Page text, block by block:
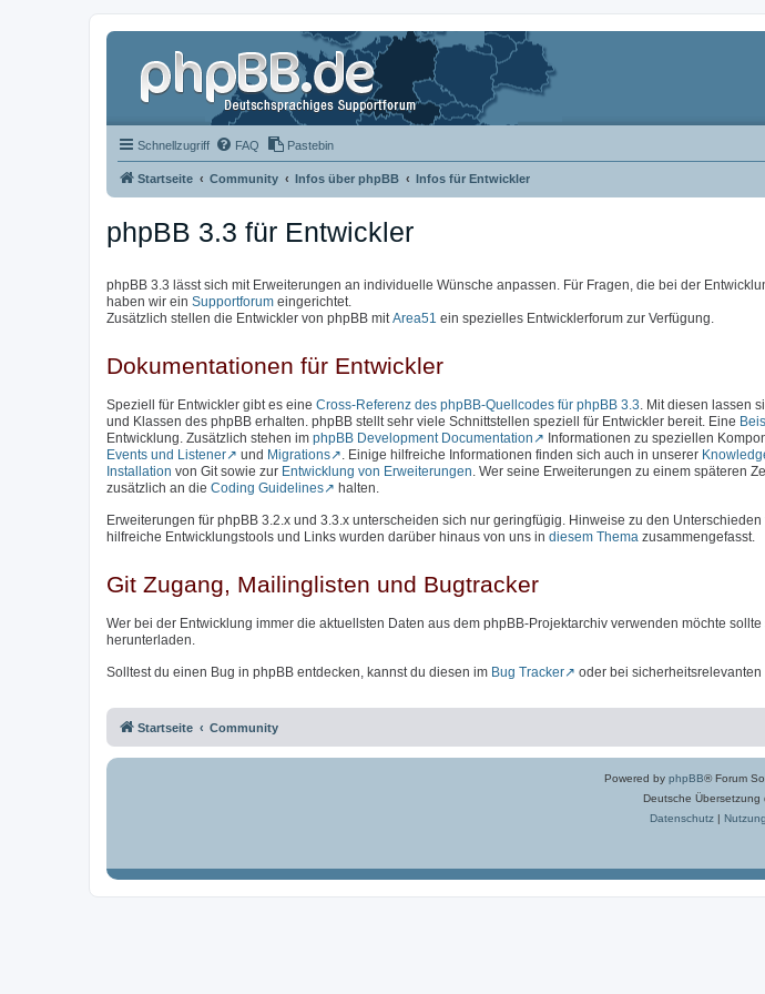
Schnellzugriff FAQ Pastebin
Startseite Community Infos über phpBB Infos für Entwickler
phpBB 3.3 für Entwickler
phpBB 3.3 lässt sich mit Erweiterungen an individuelle Wünsche anpassen. Für Fragen, die bei der
haben wir ein Supportforum eingerichtet.
Zusätzlich stellen die Entwickler von phpBB mitArea51 ein spezielles Entwicklerforum zur Verfügung.
Dokumentationen für Entwickler
Speziell für Entwickler gibt es eine Cross-Referenz des phpBB-Quellcodes für phpBB 3.3 . Mit diesen lassen
und Klassen des phpBB erhalten. phpBB stellt sehr viele Schnittstellen speziell für Entwickler bereit. Eine
Entwicklung. Zusätzlich stehen im phpBB Development Documentation
Informationen zu speziellen
Events und Listener
und Migrations . Einige hilfreiche Informationen finden sich auch in unserer
Installation von Git sowie zur Entwicklung von Erweiterungen . Wer seine Erweiterungen zu einem späteren
zusätzlich an die Coding Guidelines halten.
Erweiterungen für phpBB 3.2.x und 3.3.x unterscheiden sich nur geringfügig. Hinweise zu den Unterschieden
hilfreiche Entwicklungstools und Links wurden darüber hinaus von uns in diesem Thema zusammengefasst.
Git Zugang, Mailinglisten und Bugtracker
Wer bei der Entwicklung immer die aktuellsten Daten aus dem phpBB-Projektarchiv verwenden möchte
herunterladen.
Solltest du einen Bug in phpBB entdecken, kannst du diesen im Bug Tracker oder bei sicherheitsrelevanten
Startseite Community
Powered by phpBB® Forum
Deutsche Übersetzung
Datenschutz|